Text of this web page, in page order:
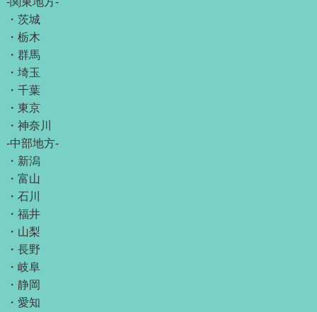
・ 茨城
・ 栃木
・ 群馬
・ 埼玉
・ 千葉
・ 東京
・ 神奈川
-中部地方-
・ 新潟
・ 富山
・ 石川
・ 福井
・ 山梨
・ 長野
・ 岐阜
・ 静岡
・ 愛知